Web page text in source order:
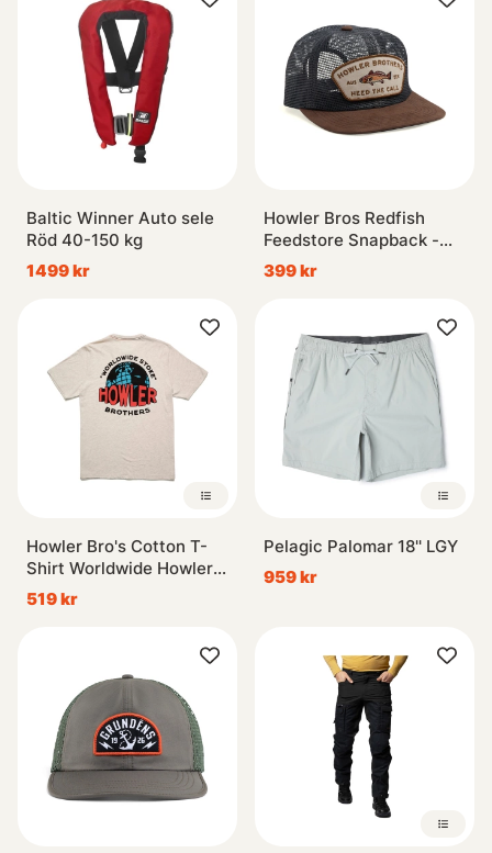
Baltic Winner Auto sele
Röd 40-150 kg
1499 kr
Howler Bros Redfish
Feedstore Snapback -
Brown/Grey
399 kr
Howler Bro's Cotton T-
Shirt Worldwide Howler
Grey Heather
519 kr
Pelagic Palomar 18'' LGY
959 kr